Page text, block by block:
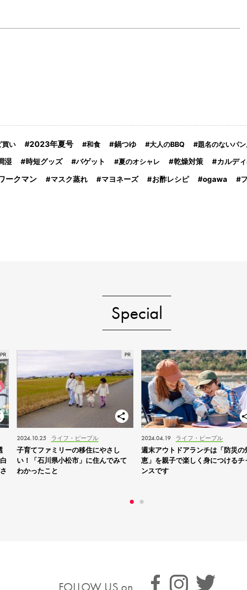
買い 2023年夏号 和食 鍋つゆ 大人のBBQ 題名のないパ
湿 時短グッズ バゲット 夏のオシャレ 乾燥対策 カルデ
ークマン マスク蒸れ マヨネーズ お酢レシピ ogawa
Special
ライフ・ピープル
2024.10.25
子育てファミリーの移住にやさし
い！「石川県小松市」に住んでみて
わかったこと
ライフ・ピープル
2024.04.19
週末アウトドアランチは「防災の
恵」を親子で楽しく身につけるチ
ンスです
FOLLOW US on